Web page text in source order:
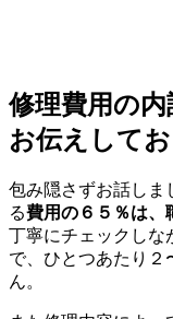
修理費用の内
お伝えしてお
包み隠さずお話しま
る費用の６５％は、
丁寧にチェックしな
で、ひとつあたり２
ん。